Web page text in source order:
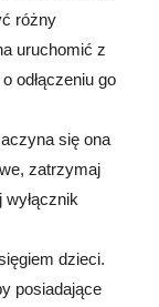
różny
uruchomić z
odłączeniu go
się ona
zatrzymaj
wyłącznik
dzieci.
posiadające